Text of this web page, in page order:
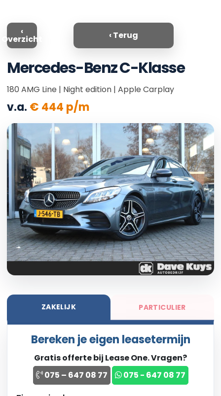
‹
Overzicht ‹ Terug
Mercedes-BenzC-Klasse
180 AMG Line | Night edition | Apple Carplay
v.a. € 444 p/m
ZAKELIJK PARTICULIER
Bereken je eigen leasetermijn
Gratis offerte bij Lease One. Vragen?
075 – 647 08 77
075 - 647 08 77